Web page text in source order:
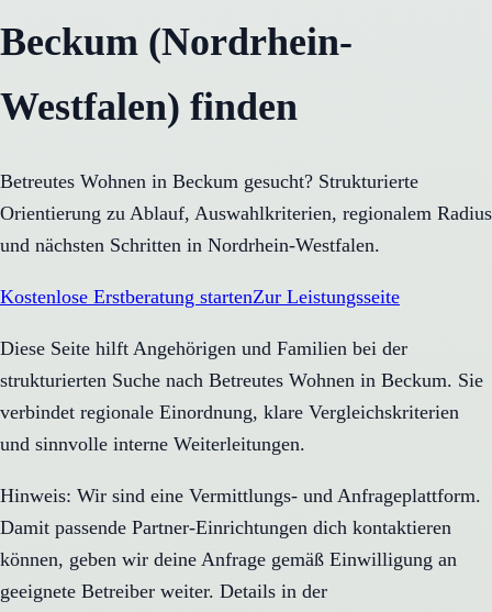
Beckum (Nordrhein-
Westfalen) finden
Betreutes Wohnen in Beckum gesucht? Strukturierte
Orientierung zu Ablauf, Auswahlkriterien, regionalem Radius
und nächsten Schritten in Nordrhein-Westfalen.
Kostenlose Erstberatung startenZur Leistungsseite
Diese Seite hilft Angehörigen und Familien bei der
strukturierten Suche nach Betreutes Wohnen in Beckum. Sie
verbindet regionale Einordnung, klare Vergleichskriterien
und sinnvolle interne Weiterleitungen.
Hinweis: Wir sind eine Vermittlungs- und Anfrageplattform.
Damit passende Partner-Einrichtungen dich kontaktieren
können, geben wir deine Anfrage gemäß Einwilligung an
geeignete Betreiber weiter. Details in der